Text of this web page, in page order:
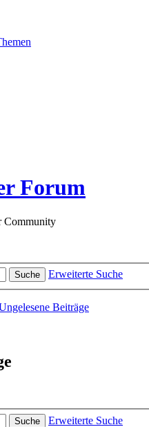
Forum
Community
Suche Erweiterte Suche
Beiträge
Suche
Erweiterte Suche